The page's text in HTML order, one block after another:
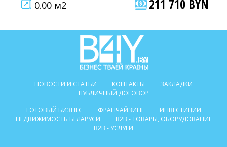
0.00 м2
211 710 BYN
НОВОСТИ И СТАТЬИ КОНТАКТЫ
ЗАКЛАДКИ
ПУБЛИЧНЫЙ ДОГОВОР
ГОТОВЫЙ БИЗНЕС
ФРАНЧАЙЗИНГ
ИНВЕСТИЦИИ
НЕДВИЖИМОСТЬ БЕЛАРУСИ
B2B - ТОВАРЫ, ОБОРУДОВАНИЕ
B2B - УСЛУГИ